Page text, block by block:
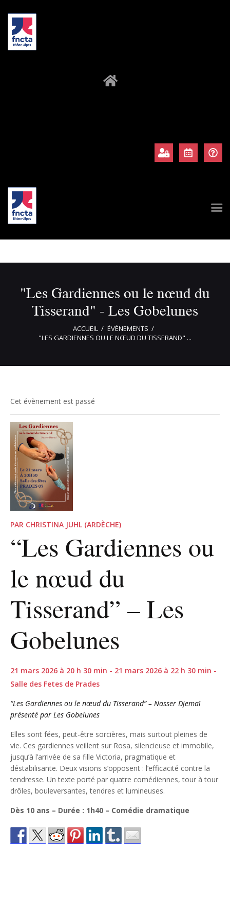
"Les Gardiennes ou le nœud du
Tisserand" - Les Gobelunes
ACCUEIL
ÉVÈNEMENTS
"LES GARDIENNES OU LE NŒUD DU TISSERAND" ...
Cet évènement est passé
PAR CHRISTINA JUHL (ARDÈCHE)
“Les Gardiennes ou
le nœud du
Tisserand” – Les
Gobelunes
21 mars 2026 à 20 h 30 min - 21 mars 2026 à 22 h 30 min -
Salle des Fetes de Prades
“Les Gardiennes ou le nœud du Tisserand” – Nasser Djemaï
présenté par Les Gobelunes
Elles sont fées, peut-être sorcières, mais surtout pleines de
vie. Ces gardiennes veillent sur Rosa, silencieuse et immobile,
jusqu’à l’arrivée de sa fille Victoria, pragmatique et
déstabilisante. Deux visions s’opposent : l’efficacité contre la
tendresse. Un texte porté par quatre comédiennes, tour à tour
drôles, bouleversantes, tendres et lumineuses.
Dès 10 ans – Durée : 1h40 – Comédie dramatique